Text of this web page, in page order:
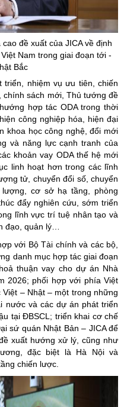
đề xuất của JICA về định
Nam trong giai đoạn tới -
Bắc
nhiệm vụ ưu tiên, chiến
chính sách mới, Thủ tướng đề
hợp tác ODA trong thời
công nghiệp hóa, hiện đại
khoa học công nghệ, đổi mới
và năng lực cạnh tranh của
khoản vay ODA thế hệ mới
linh hoạt hơn trong các lĩnh
tử, chuyển đổi số, chuyển
cơ sở hạ tầng, phòng
đẩy nghiên cứu, sớm triển
lĩnh vực trí tuệ nhân tạo và
đạo, quản lý…
với Bộ Tài chính và các bộ,
danh mục hợp tác giai đoạn
thuận vay cho dự án Nhà
2026; phối hợp với phía Việt
– Nhật – một trong những
nước và các dự án phát triển
tại ĐBSCL; triển khai cơ chế
sứ quán Nhật Bản – JICA để
xuất hướng xử lý, cũng như
đặc biệt là Hà Nội và
chiến lược.